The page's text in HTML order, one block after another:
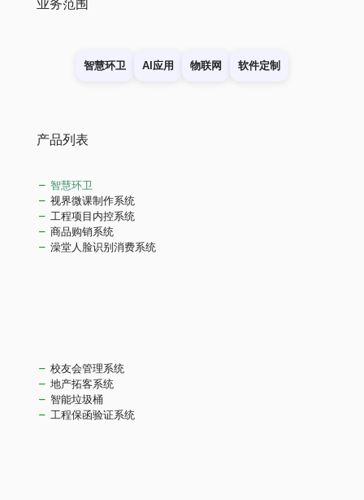
智慧环卫 AI应用 物联网 软件定制
产品列表
智慧环卫
视界微课制作系统
工程项目内控系统
商品购销系统
澡堂人脸识别消费系统
校友会管理系统
地产拓客系统
智能垃圾桶
工程保函验证系统